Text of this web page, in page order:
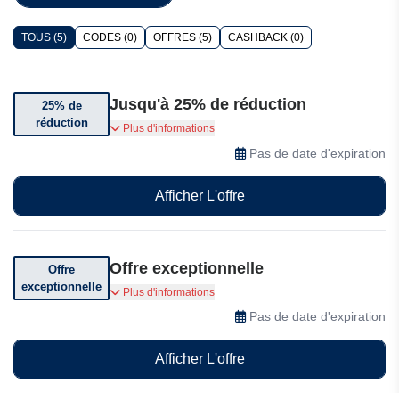
TOUS (5) CODES (0) OFFRES (5) CASHBACK (0)
25% de
réduction
Jusqu'à 25% de réduction
Jusqu'à 25% de réduction sur une sélection
Plus d'informations
Pas de date d'expiration
Afficher L'offre
Offre
exceptionnelle
Offre exceptionnelle
Profitez d'offres exceptionnelles
Plus d'informations
Pas de date d'expiration
Afficher L'offre